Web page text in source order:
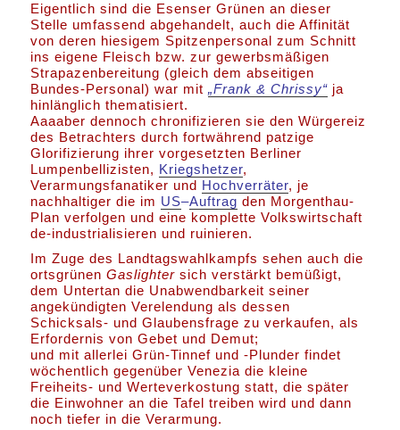
Eigentlich sind die Esenser Grünen an dieser
Stelle umfassend abgehandelt, auch die Affinität
von deren hiesigem Spitzenpersonal zum Schnitt
ins eigene Fleisch bzw. zur gewerbsmäßigen
Strapazenbereitung (gleich dem abseitigen
Bundes-Personal) war mit„Frank & Chrissy“ ja
hinlänglich thematisiert.
Aaaaber dennoch chronifizieren sie den Würgereiz
des Betrachters durch fortwährend patzige
Glorifizierung ihrer vorgesetzten Berliner
Lumpenbellizisten, Kriegshetzer,
Verarmungsfanatiker und Hochverräter, je
nachhaltiger die im US–Auftrag den Morgenthau-
Plan verfolgen und eine komplette Volkswirtschaft
de-industrialisieren und ruinieren.
Im Zuge des Landtagswahlkampfs sehen auch die
ortsgrünenGaslighter sich verstärkt bemüßigt,
dem Untertan die Unabwendbarkeit seiner
angekündigten Verelendung als dessen
Schicksals- und Glaubensfrage zu verkaufen, als
Erfordernis von Gebet und Demut;
und mit allerlei Grün-Tinnef und -Plunder findet
wöchentlich gegenüber Venezia die kleine
Freiheits- und Werteverkostung statt, die später
die Einwohner an die Tafel treiben wird und dann
noch tiefer in die Verarmung.